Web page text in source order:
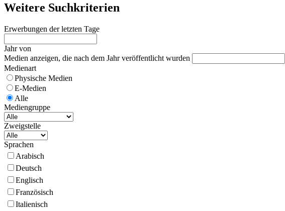
Weitere Suchkriterien
Erwerbungen der letzten Tage
Jahr von
Medien anzeigen, die nach dem Jahr veröffentlicht wurden
Medienart
Physische Medien
E-Medien
Alle
Mediengruppe
Zweigstelle
Sprachen
Arabisch
Deutsch
Englisch
Französisch
Italienisch